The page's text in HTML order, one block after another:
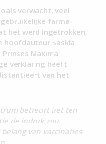
verwacht, veel
farma-
het werd ingetrokken,
Saskia
Maxima
verklaring heeft
van het
betreurt het ten
de indruk zou
van vaccinaties